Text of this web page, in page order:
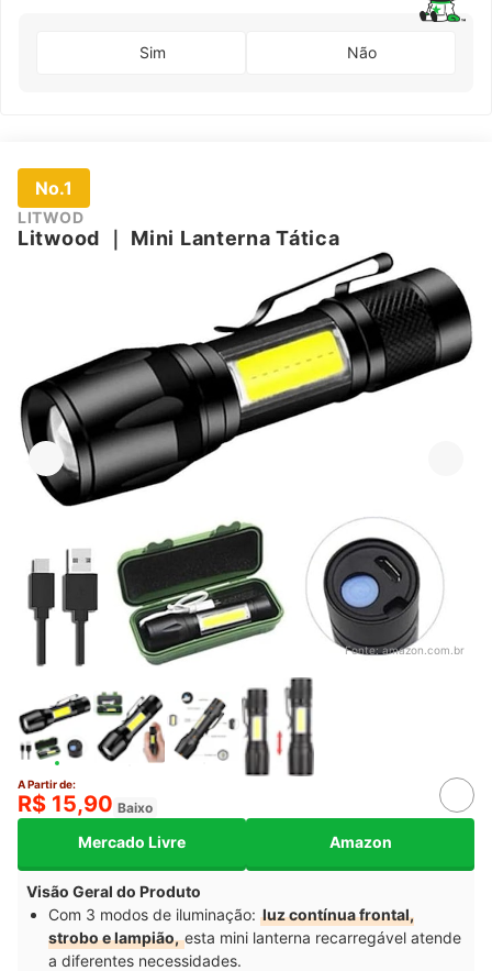
Sim Não
No.1
LITWOD
Litwood Mini Lanterna Tática
Fonte:amazon.com.br
A Partir de:
R$ 15,90 Baixo
Mercado Livre Amazon
Visão Geral do Produto
Com 3 modos de iluminação: luz contínua frontal,
strobo e lampião,esta mini lanterna recarregável atende
a diferentes necessidades.